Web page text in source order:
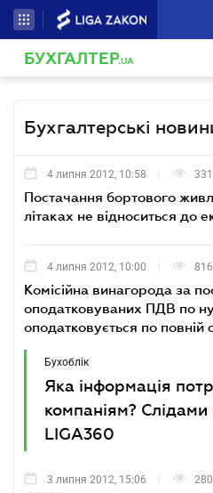
БУХГАЛТЕР.UA
Бухгалтерські
4 липня 2012, 10:58 331
Постачання бортового
літаках не відноситься до
4 липня 2012, 10:00 816
Комісійна винагорода за
оподатковуваних ПДВ по
оподатковується по повній
Бухоблік
Яка інформація
компаніям? Слідами
LIGA360
3 липня 2012, 15:06 280